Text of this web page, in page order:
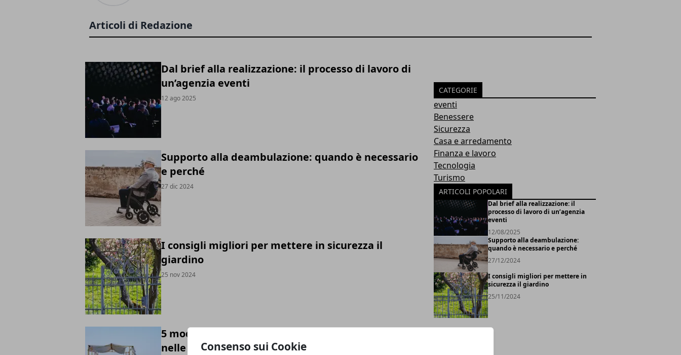
Consenso sui Cookie
Articoli di Redazione
Dal brief alla realizzazione: il processo di lavoro di
un’agenzia eventi
12 ago 2025
Supporto alla deambulazione: quando è necessario
e perché
27 dic 2024
I consigli migliori per mettere in sicurezza il
giardino
25 nov 2024
5 modi creativi per utilizzare i gazebo negli eventi e
nelle fiere
CATEGORIE
eventi
Benessere
Sicurezza
Casa e arredamento
Finanza e lavoro
Tecnologia
Turismo
ARTICOLI POPOLARI
Dal brief alla realizzazione: il
processo di lavoro di un’agenzia
eventi
12/08/2025
Supporto alla deambulazione:
quando è necessario e perché
27/12/2024
I consigli migliori per mettere in
sicurezza il giardino
25/11/2024